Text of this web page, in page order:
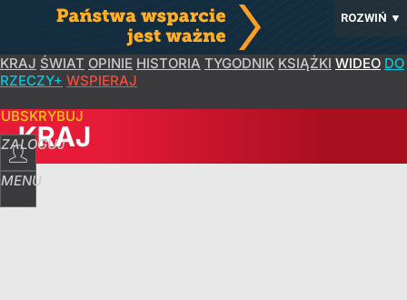
ROZWIŃ ▼
KRAJ ŚWIAT OPINIE HISTORIA TYGODNIK KSIĄŻKI WIDEO DO
RZECZY+ WSPIERAJ
ZALOGUJ
MENU
KRAJ